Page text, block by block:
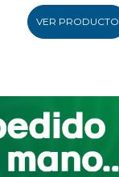
VER PRODUCTO